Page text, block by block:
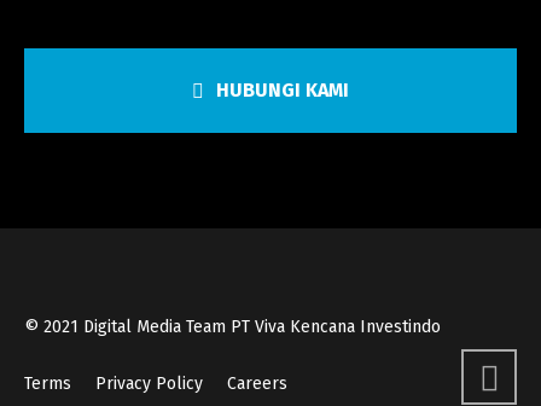
HUBUNGI KAMI
© 2021 Digital Media Team PT Viva Kencana Investindo
Terms Privacy Policy Careers